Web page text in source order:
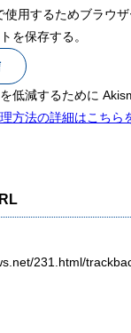
使用するためブラウ
を保存する。
低減するために
方法の詳細はこちら
231.html/